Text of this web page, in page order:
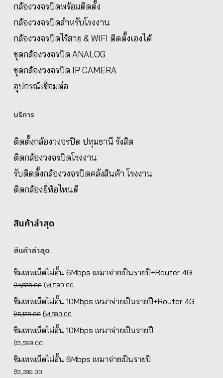
กล้องวงจรปิดพร้อมติดตั้ง
กล้องวงจรปิดสำหรับโรงงาน
กล้องวงจรปิดไร้สาย & WIFI ติดตั้งเองได้
ชุดกล้องวงจรปิด ANALOG
ชุดกล้องวงจรปิด IP CAMERA
อุปกรณ์เชื่อมต่อ
บริการ
ติดตั้งกล้องวงจรปิด ปทุมธานี รังสิต
ติดกล้องวงจรปิดโรงงาน
รับติดตั้งกล้องวงจรปิดคลังสินค้า โรงงาน
ติดกล้องยี่ห้อไหนดี
สินค้าล่าสุด
สินค้าล่าสุด
ซิมเทพเน็ตไม่อั้น 6Mbps เหมาจ่ายเป็นรายปี+Router 4G
฿4,839.00 Original
price
฿4,839.00.
฿4,590.00Current
ซิมเทพเน็ตไม่อั้น 10Mbps เหมาจ่ายเป็นรายปี+Router 4G
฿5,139.00 Original
price
฿4,890.00Current
ซิมเทพเน็ตไม่อั้น 10Mbps เหมาจ่ายเป็นรายปี
฿3,599.00
ซิมเทพเน็ตไม่อั้น 6Mbps เหมาจ่ายเป็นรายปี
฿3,299.00